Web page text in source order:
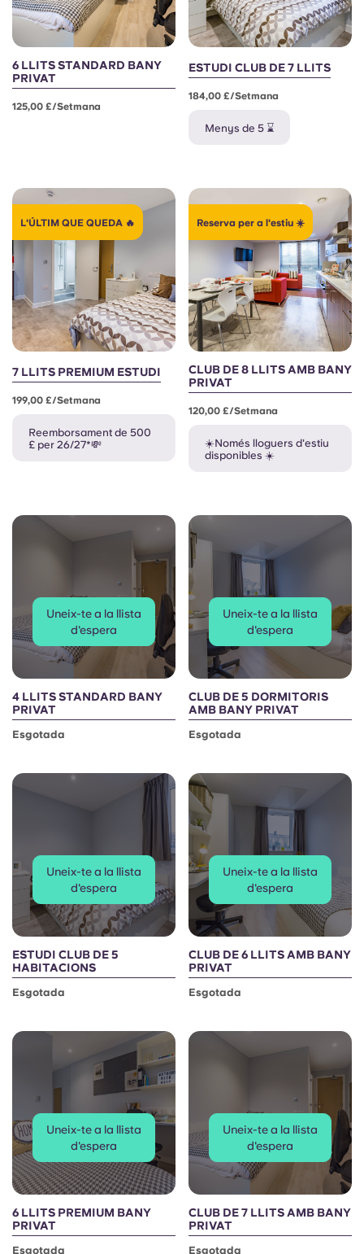
6 LLITS STANDARD BANY
PRIVAT
125,00 £/setmana
ESTUDI CLUB DE 7 LLITS
184,00 £/setmana
Menys de 5 ⌛
L'ÚLTIM QUE QUEDA 🔥
7 LLITS PREMIUM ESTUDI
199,00 £/setmana
Reemborsament de 500
£ per 26/27*💸
Reserva per a l'estiu ☀️
CLUB DE 8 LLITS AMB BANY
PRIVAT
120,00 £/setmana
☀️Només lloguers d'estiu
disponibles ☀️
Uneix-te a la llista
d'espera
4 LLITS STANDARD BANY
PRIVAT
Esgotada
Uneix-te a la llista
d'espera
CLUB DE 5 DORMITORIS
AMB BANY PRIVAT
Esgotada
Uneix-te a la llista
d'espera
ESTUDI CLUB DE 5
HABITACIONS
Esgotada
Uneix-te a la llista
d'espera
CLUB DE 6 LLITS AMB BANY
PRIVAT
Esgotada
Uneix-te a la llista
d'espera
6 LLITS PREMIUM BANY
PRIVAT
Esgotada
Uneix-te a la llista
d'espera
CLUB DE 7 LLITS AMB BANY
PRIVAT
Esgotada